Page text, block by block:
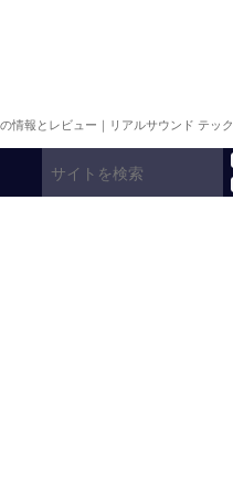
情報とレビュー｜リアルサウンド テック